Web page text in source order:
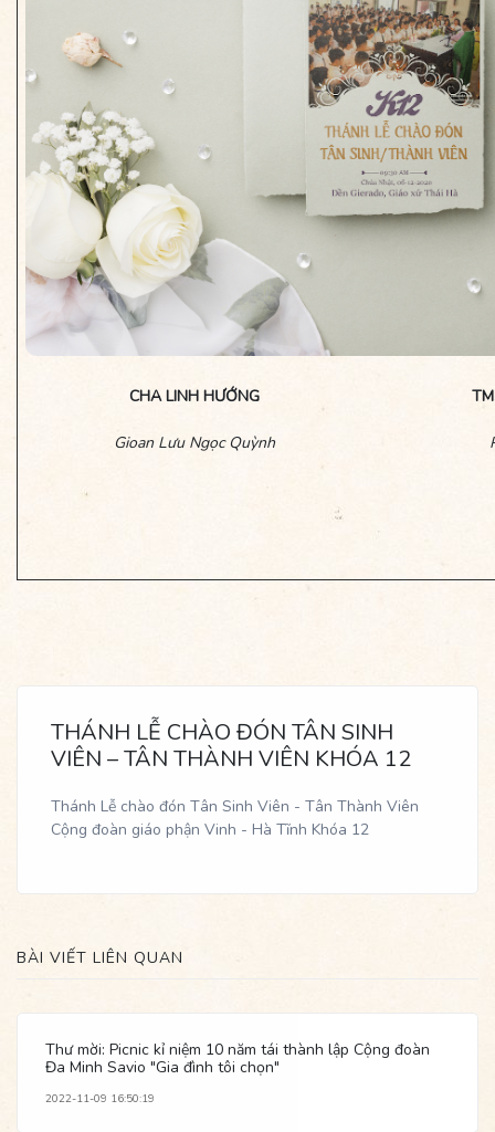
CHA LINH HƯỚNG
Gioan Lưu Ngọc Quỳnh
THÁNH LỄ CHÀO ĐÓN TÂN SINH
VIÊN – TÂN THÀNH VIÊN KHÓA 12
Thánh Lễ chào đón Tân Sinh Viên - Tân Thành Viên
Cộng đoàn giáo phận Vinh - Hà Tĩnh Khóa 12
BÀI VIẾT LIÊN QUAN
Thư mời: Picnic kỉ niệm 10 năm tái thành lập Cộng đoàn
Đa Minh Savio "Gia đình tôi chọn"
2022-11-09 16:50:19